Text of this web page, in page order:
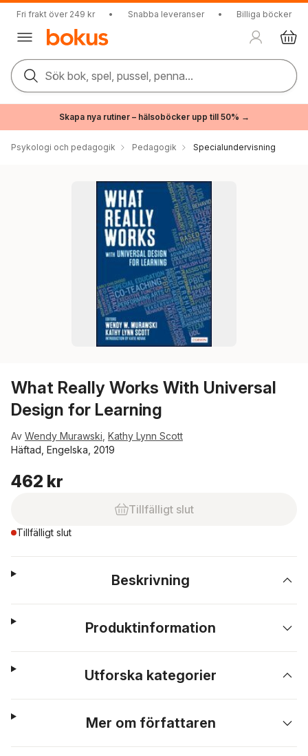
Fri frakt över 249 kr • Snabba leveranser • Billiga böcker
Sök bok, spel, pussel, penna...
Skapa nya rutiner – hälsoböcker upp till 50% →
Psykologi och pedagogik Pedagogik Specialundervisning
What Really Works With Universal
Design for Learning
Av Wendy Murawski Kathy Lynn Scott
Häftad, Engelska, 2019
462 kr
Tillfälligt slut
Tillfälligt slut
Beskrivning
Produktinformation
Utforska kategorier
Mer om författaren